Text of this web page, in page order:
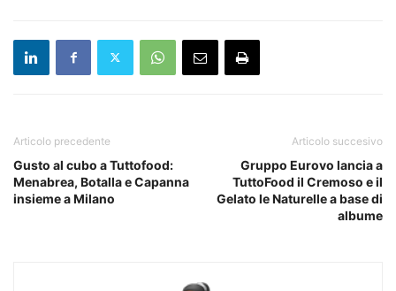
Articolo precedente
Gusto al cubo a Tuttofood:
Menabrea, Botalla e Capanna
insieme a Milano
Articolo succesivo
Gruppo Eurovo lancia a
TuttoFood il Cremoso e il
Gelato le Naturelle a base di
albume